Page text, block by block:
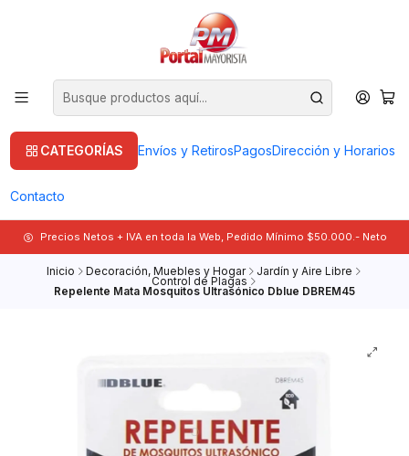
CATEGORÍAS Envíos y RetirosPagosDirección y Horarios
Contacto
Precios Netos + IVA en toda la Web, Pedido Mínimo $50.000.- Neto
Inicio Decoración, Muebles y Hogar Jardín y Aire Libre
Control de Plagas
Repelente Mata Mosquitos Ultrasónico Dblue DBREM45